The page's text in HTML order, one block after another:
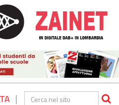
|